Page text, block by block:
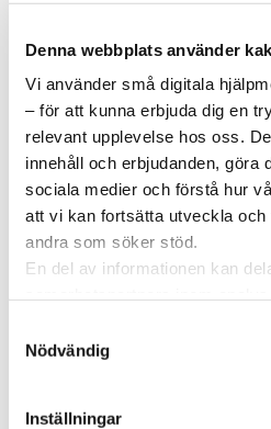
Denna webbplats använder
Vi använder små digitala
– för att kunna erbjuda dig en
relevant upplevelse hos oss.
innehåll och erbjudanden, göra
sociala medier och förstå hur
att vi kan fortsätta utveckla
andra som söker stöd.
En del av informationen kan
med annan information du
Vi berättar detta för att du ska
Nödvändig
Inställningar
SOCKERSKVALLER
Varför gå Eftervården?
Att förändra en vana – hur
Kan jag få behandling för
läkemedel för viktminskning?
Förkylningstider
Matprat och Påskskvaller
Gör din röst hörd - var med
Sockerfria dagen 12 oktober
Får jag äta gråzonsprodukter?
Ett påskägg till dig
Avundsjuka - Uppskattning
Hat - Kärlek